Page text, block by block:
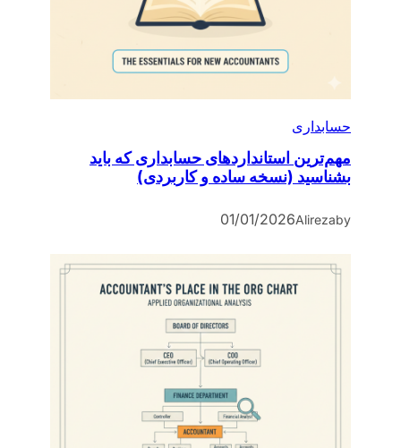
حسابداری
مهم‌ترین استانداردهای حسابداری که باید
بشناسید (نسخه ساده و کاربردی)
by
Alireza
01/01/2026